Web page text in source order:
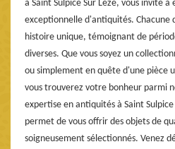
à Saint Sulpice Sur Leze, vous invite
exceptionnelle d'antiquités. Chacune
histoire unique, témoignant de
diverses. Que vous soyez un
ou simplement en quête d'une pièce
vous trouverez votre bonheur parmi
expertise en antiquités à Saint
permet de vous offrir des objets de
soigneusement sélectionnés. Venez